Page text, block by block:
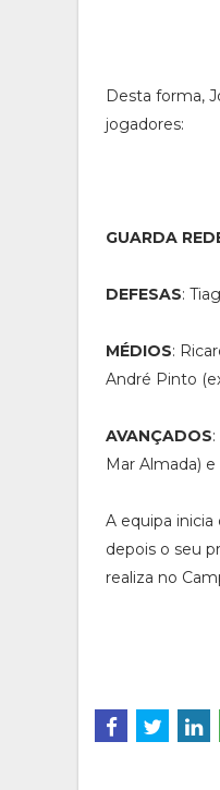
Desta forma,
jogadores:
GUARDA
DEFESAS:
MÉDIOS:
André Pinto
AVANÇADOS
Mar Almada)
A equipa
depois o seu
realiza no